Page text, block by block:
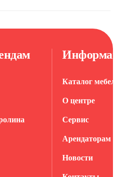
Каталог мебели
О центре
Сервис
Арендаторам
Новости